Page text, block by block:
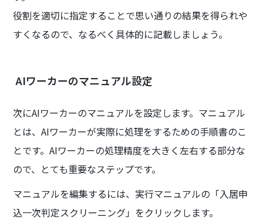
役割を適切に指定することで思い通りの結果を得られや
すくなるので、なるべく具体的に記載しましょう。
AIワーカーのマニュアル設定
次にAIワーカーのマニュアルを設定します。マニュアル
とは、AIワーカーが実際に処理をするための手順書のこ
とです。AIワーカーの処理精度を大きく左右する部分な
ので、とても重要なステップです。
マニュアルを編集するには、実行マニュアルの「入居申
込一次判定スクリーニング」をクリックします。